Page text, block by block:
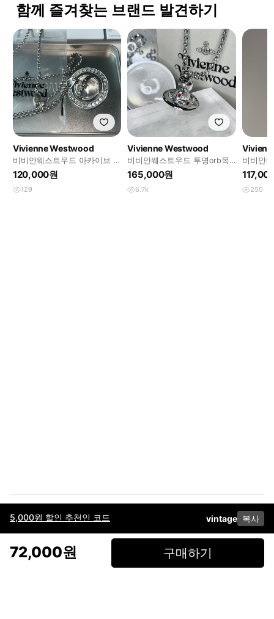
5,000원 할인 추천인 코드 vintage 복사
72,000원 구매하기
함께 즐겨찾는 브랜드 발견하기
Vivienne Westwood
비비안웨스트우드 아카이브 투
명 크리스탈 orb 팬던트 목걸
120,000원
129
Vivienne Westwood
비비안웨스트우드 투명orb목
걸이
165,000원
6.7k
비비안
트
250
이용약관고객센터판매개인정보 처리방침사업자 정보다운로드
페이스북